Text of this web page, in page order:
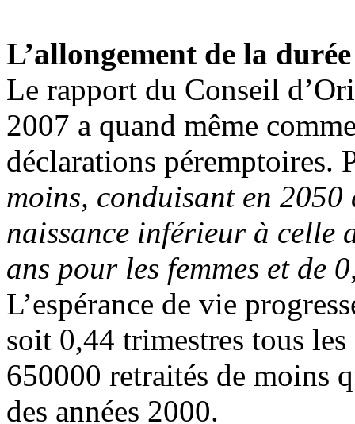
L’allongement de la
Le rapport du Conseil
2007 a quand même
déclarations péremptoires.
moins, conduisant en 2050
naissance inférieur à celle
ans pour les femmes et de
L’espérance de vie
soit 0,44 trimestres tous
650000 retraités de moins
des années 2000.